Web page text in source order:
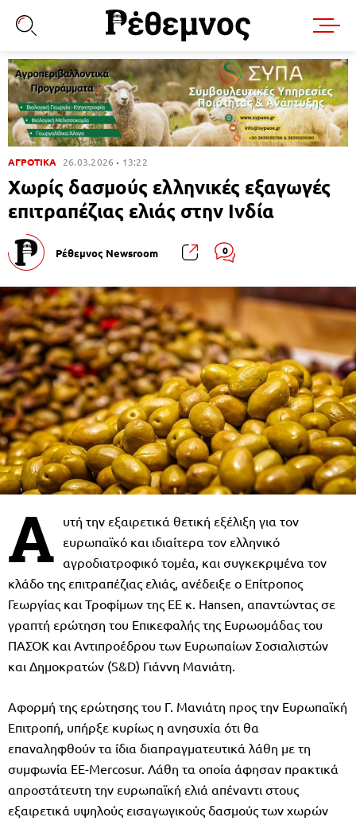
ΑΓΡΟΤΙΚΑ 26.03.2026 13:22
Χωρίς δασμούς ελληνικές εξαγωγές
επιτραπέζιας ελιάς στην Ινδία
Ρέθεμνος Newsroom 0
A υτή την εξαιρετικά θετική εξέλιξη για τον
ευρωπαϊκό και ιδιαίτερα τον ελληνικό
αγροδιατροφικό τομέα, και συγκεκριμένα τον
κλάδο της επιτραπέζιας ελιάς, ανέδειξε ο Επίτροπος
Γεωργίας και Τροφίμων της ΕΕ κ. Hansen, απαντώντας σε
γραπτή ερώτηση του Επικεφαλής της Ευρωομάδας του
ΠΑΣΟΚ και Αντιπροέδρου των Ευρωπαίων Σοσιαλιστών
και Δημοκρατών (S&D) Γιάννη Μανιάτη.
Αφορμή της ερώτησης του Γ. Μανιάτη προς την Ευρωπαϊκή
Επιτροπή, υπήρξε κυρίως η ανησυχία ότι θα
επαναληφθούν τα ίδια διαπραγματευτικά λάθη με τη
συμφωνία ΕΕ-Mercosur. Λάθη τα οποία άφησαν πρακτικά
απροστάτευτη την ευρωπαϊκή ελιά απέναντι στους
εξαιρετικά υψηλούς εισαγωγικούς δασμούς των χωρών